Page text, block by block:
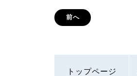
前へ
トップページ